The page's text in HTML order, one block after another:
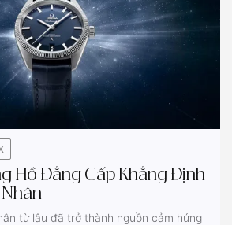
Hồ Đẳng Cấp Khẳng Định
từ lâu đã trở thành nguồn cảm hứng